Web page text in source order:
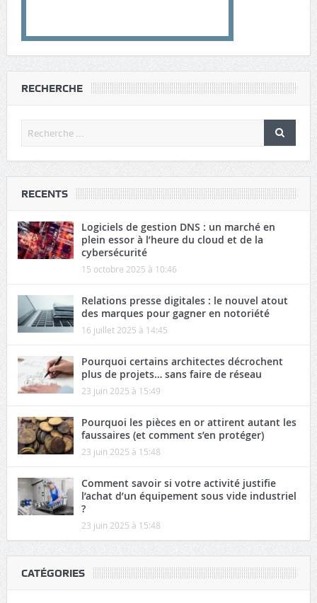
RECHERCHE
RECENTS
Logiciels de gestion DNS : un marché en
plein essor à l’heure du cloud et de la
cybersécurité
15 octobre 2025 à 10:46
Relations presse digitales : le nouvel atout
des marques pour gagner en notoriété
16 juillet 2025 à 14:45
Pourquoi certains architectes décrochent
plus de projets… sans faire de réseau
23 juin 2025 à 15:49
Pourquoi les pièces en or attirent autant les
faussaires (et comment s’en protéger)
23 juin 2025 à 15:48
Comment savoir si votre activité justifie
l’achat d’un équipement sous vide industriel
?
23 juin 2025 à 15:48
CATÉGORIES